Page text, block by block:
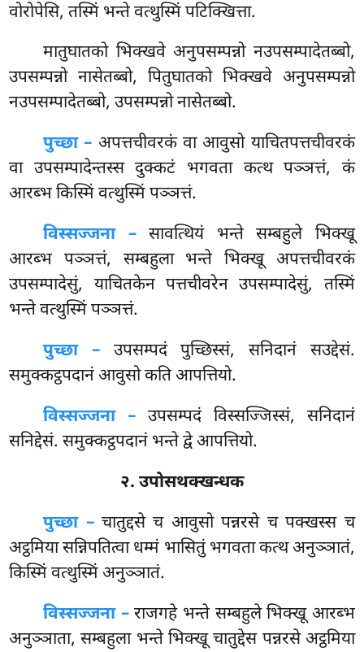
वोरोपेसि, तस्मिं भन्ते वत्थुस्मिं पटिक्खित्ता.
मातुघातको भिक्खवे अनुपसम्पन्नो नउपसम्पादेतब्बो,
उपसम्पन्नो नासेतब्बो, पितुघातको भिक्खवे अनुपसम्पन्नो
नउपसम्पादेतब्बो, उपसम्पन्नो नासेतब्बो.
पुच्छा – अपत्तचीवरकं वा आवुसो याचितपत्तचीवरकं
वा उपसम्पादेन्तस्स दुक्कटं भगवता कत्थ पञ्ञत्तं, कं
आरब्भ किस्मिं वत्थुस्मिं पञ्ञत्तं.
विस्सज्जना –सावत्थियं भन्ते सम्बहुले भिक्खू
आरब्भ पञ्ञत्तं, सम्बहुला भन्ते भिक्खू अपत्तचीवरकं
उपसम्पादेसुं, याचितकेन पत्तचीवरेन उपसम्पादेसुं, तस्मिं
भन्ते वत्थुस्मिं पञ्ञत्तं.
पुच्छा –उपसम्पदंपुच्छिस्सं, सनिदानं सउद्देसं.
समुक्कट्ठपदानं आवुसो कति आपत्तियो.
विस्सज्जना –उपसम्पदं विस्सज्जिस्सं, सनिदानं
सनिद्देसं. समुक्कट्ठपदानं भन्ते द्वे आपत्तियो.
२. उपोसथक्खन्धक
पुच्छा –चातुद्दसेच आवुसो पन्नरसे च पक्खस्स च
अट्ठमिया सन्निपतित्वा धम्मं भासितुं भगवता कत्थ अनुञ्ञातं,
किस्मिं वत्थुस्मिं अनुञ्ञातं.
विस्सज्जना –राजगहे भन्ते सम्बहुले भिक्खू आरब्भ
अनुञ्ञाता, सम्बहुला भन्ते भिक्खू चातुद्देस पन्नरसे अट्ठमिया